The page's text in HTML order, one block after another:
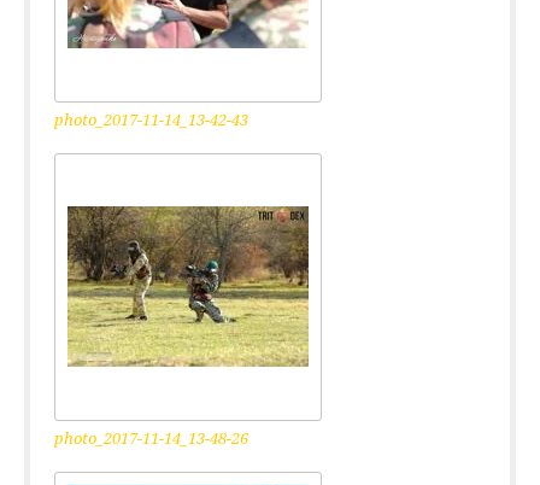
photo_2017-11-14_13-42-43
photo_2017-11-14_13-48-26